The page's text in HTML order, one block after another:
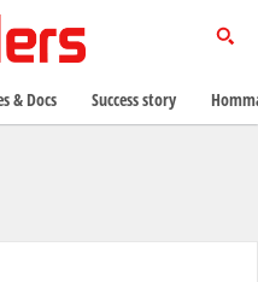
& Docs Success story